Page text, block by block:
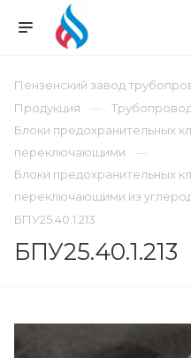
Пензенский завод
Продукция
Блоки предохранительных
переключающими
Блоки предохранительных
переключающими из
БПУ25.40.1.213
БПУ25.40.1.213